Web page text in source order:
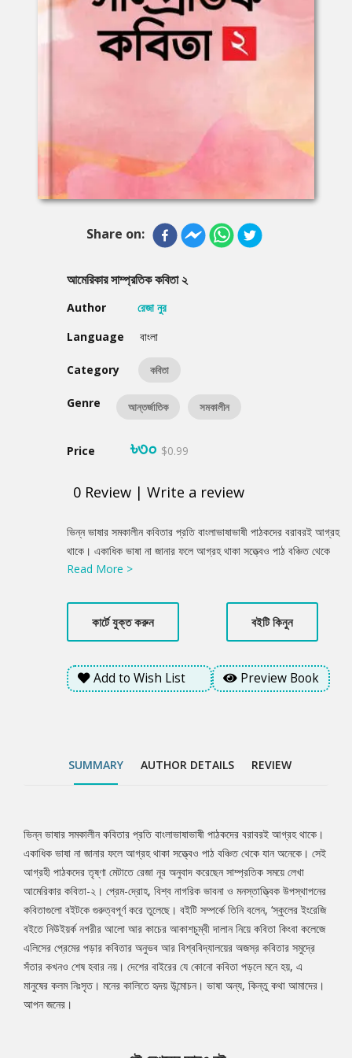
Share on:
আমেরিকার সাম্প্রতিক কবিতা ২
Author
রেজা নুর
Language
বাংলা
Category কবিতা
Genre আন্তর্জাতিক সমকালীন
Price ৳৩০ $0.99
0 Review | Write a review
Product
Summery
ভিন্ন ভাষার সমকালীন কবিতার প্রতি বাংলাভাষাভাষী পাঠকদের বরাবরই আগ্রহ
থাকে। একাধিক ভাষা না জানার ফলে আগ্রহ থাকা সত্ত্বেও পাঠ বঞ্চিত থেকে
যান অনেকে। সেই আগ্রহী পাঠকদের তৃষ্ণা মেটাতে রেজা নূর অনুবাদ করেছেন
ভাবনা ও মনস্তাত্ত্বিক উপস্থাপনের কবিতাগুলো বইটকে গুরুত্বপূর্ণ করে
তুলেছে। বইটি সম্পর্কে তিনি বলেন, ‘স্কুলের ইংরেজি বইতে নিউইয়র্ক নগরীর
আলো আর কাচের আকাশচুম্বী দালান নিয়ে কবিতা কিংবা কলেজে এলিসের
প্রেমের পড়ার কবিতার অনুভব আর বিশ্ববিদ্যালয়ের অজস্র কবিতার সমুদ্রে
সঁতার কখনও শেষ হবার নয়। দেশের বাইরের যে কোনো কবিতা পড়লে মনে হয়,
Read More >
কার্টে যুক্ত করুন বইটি কিনুন
Add to Wish List Preview Book
SUMMARY AUTHOR DETAILS REVIEW
Tab
Article
ভিন্ন ভাষার সমকালীন কবিতার প্রতি বাংলাভাষাভাষী পাঠকদের বরাবরই আগ্রহ থাকে।
একাধিক ভাষা না জানার ফলে আগ্রহ থাকা সত্ত্বেও পাঠ বঞ্চিত থেকে যান অনেকে। সেই
আগ্রহী পাঠকদের তৃষ্ণা মেটাতে রেজা নূর অনুবাদ করেছেন সাম্প্রতিক সময়ে লেখা
আমেরিকার কবিতা-২। প্রেম-দ্রোহ, বিশ্ব নাগরিক ভাবনা ও মনস্তাত্ত্বিক উপস্থাপনের
কবিতাগুলো বইটকে গুরুত্বপূর্ণ করে তুলেছে। বইটি সম্পর্কে তিনি বলেন, ‘স্কুলের ইংরেজি
বইতে নিউইয়র্ক নগরীর আলো আর কাচের আকাশচুম্বী দালান নিয়ে কবিতা কিংবা কলেজে
এলিসের প্রেমের পড়ার কবিতার অনুভব আর বিশ্ববিদ্যালয়ের অজস্র কবিতার সমুদ্রে
সঁতার কখনও শেষ হবার নয়। দেশের বাইরের যে কোনো কবিতা পড়লে মনে হয়, এ
মানুষের কলম নিঃসৃত। মনের কালিতে হৃদয় উন্মোচন। ভাষা অন্য, কিন্তু কথা আমাদের।
আপন জনের।